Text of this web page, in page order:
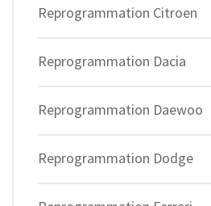
Reprogrammation Citroen
Reprogrammation Dacia
Reprogrammation Daewoo
Reprogrammation Dodge